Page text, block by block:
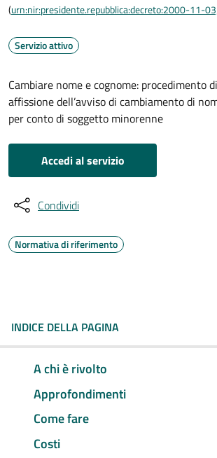
(urn:nir:presidente.repubblica:decreto:2000-11-
Servizio attivo
Cambiare nome e cognome: procedimento
affissione dell’avviso di cambiamento di
per conto di soggetto minorenne
Accedi al servizio
Condividi
Normativa di riferimento
INDICE DELLA PAGINA
A chi è rivolto
Approfondimenti
Come fare
Costi